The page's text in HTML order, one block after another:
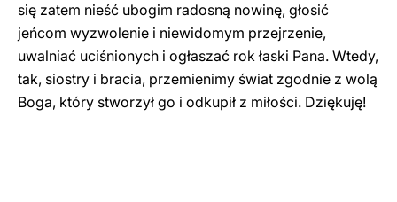
się zatem nieść ubogim radosną nowinę, głosić
jeńcom wyzwolenie i niewidomym przejrzenie,
uwalniać uciśnionych i ogłaszać rok łaski Pana. Wtedy,
tak, siostry i bracia, przemienimy świat zgodnie z wolą
Boga, który stworzył go i odkupił z miłości. Dziękuję!